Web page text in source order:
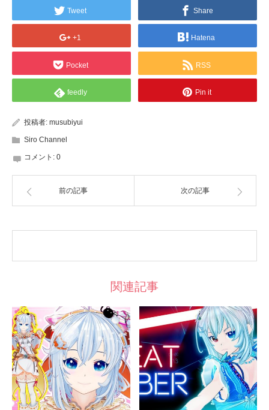
Tweet Share
+1 Hatena
Pocket RSS
feedly Pin it
投稿者: musubiyui
Siro Channel
コメント: 0
前の記事 次の記事
関連記事